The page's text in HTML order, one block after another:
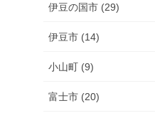
伊豆の国市 (29)
伊豆市 (14)
小山町 (9)
富士市 (20)